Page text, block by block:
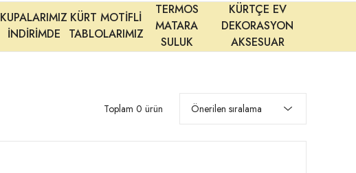
KUPALARIMIZ
İNDİRİMDE
KÜRT MOTİFLİ
TABLOLARIMIZ
TERMOS
MATARA
SULUK
KÜRTÇE EV
DEKORASYON
AKSESUAR
Toplam 0 ürün